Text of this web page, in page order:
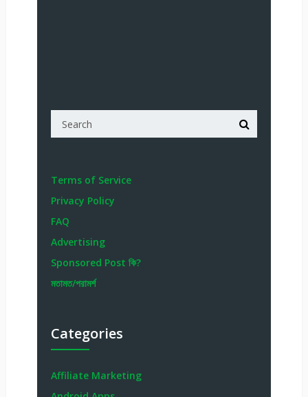
Terms of Service
Privacy Policy
FAQ
Advertising
Sponsored Post কি?
মতামত/পরামর্শ
Categories
Affiliate Marketing